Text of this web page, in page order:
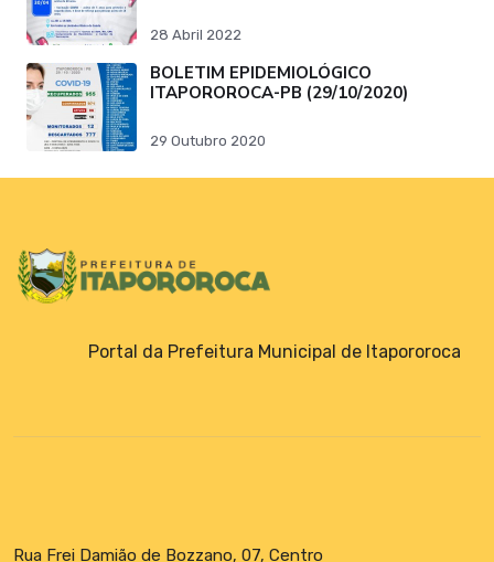
28 Abril 2022
BOLETIM EPIDEMIOLÓGICO
ITAPOROROCA-PB (29/10/2020)
29 Outubro 2020
Portal da Prefeitura Municipal de Itapororoca
Rua Frei Damião de Bozzano, 07, Centro